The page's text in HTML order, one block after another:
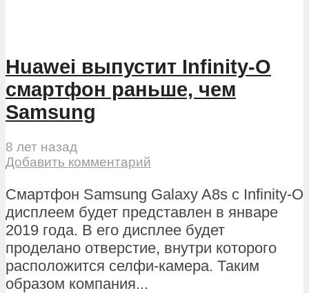
Huawei выпустит Infinity-O
смартфон раньше, чем
Samsung
8 лет назад
Добавить комментарий
Смартфон Samsung Galaxy A8s с Infinity-O
дисплеем будет представлен в январе
2019 года. В его дисплее будет
проделано отверстие, внутри которого
расположится селфи-камера. Таким
образом компания...